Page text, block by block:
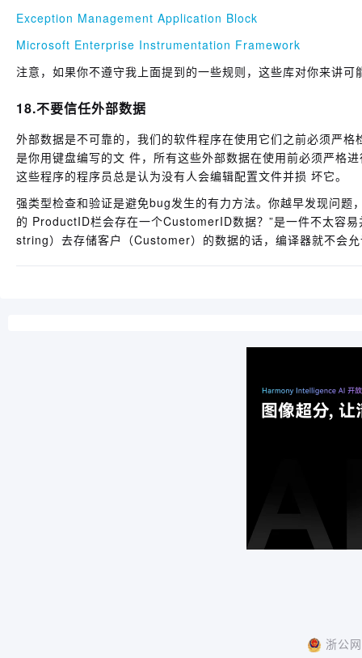
Exception Management Application Block
Microsoft Enterprise Instrumentation Framework
注意，如果你不遵守我上面提到的一些规则，这些库对你来讲可
18.不要信任外部数据
外部数据是不可靠的，我们的软件程序在使用它们之前必须严
是你用键盘编写的文 件，所有这些外部数据在使用前必须严格
这些程序的程序员总是认为没有人会编辑配置文件并损 坏它。
强类型检查和验证是避免bug发生的有力方法。你越早发现问
的 ProductID栏会存在一个CustomerID数据？”是一件不太容
string）去存储客户（Customer）的数据的话，编译器就不会
浙公